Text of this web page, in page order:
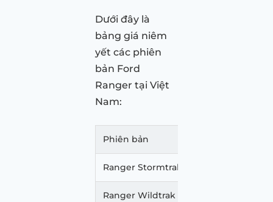
Dưới đây là
bảng giá niêm
yết các phiên
bản Ford
Ranger tại Việt
Nam:
Phiên bản
Ranger Stormtrak
Ranger Wildtrak 2.0L AT 4X4